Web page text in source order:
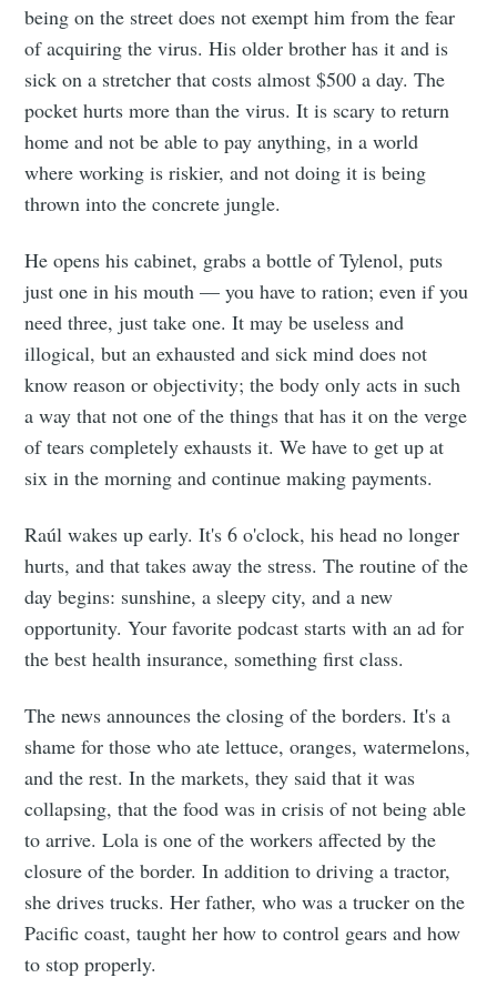
being on the street does not exempt him from the fear
of acquiring the virus. His older brother has it and is
sick on a stretcher that costs almost $500 a day. The
pocket hurts more than the virus. It is scary to return
home and not be able to pay anything, in a world
where working is riskier, and not doing it is being
thrown into the concrete jungle.
He opens his cabinet, grabs a bottle of Tylenol, puts
just one in his mouth — you have to ration; even if you
need three, just take one. It may be useless and
illogical, but an exhausted and sick mind does not
know reason or objectivity; the body only acts in such
a way that not one of the things that has it on the verge
of tears completely exhausts it. We have to get up at
six in the morning and continue making payments.
Raúl wakes up early. It's 6 o'clock, his head no longer
hurts, and that takes away the stress. The routine of the
day begins: sunshine, a sleepy city, and a new
opportunity. Your favorite podcast starts with an ad for
the best health insurance, something first class.
The news announces the closing of the borders. It's a
shame for those who ate lettuce, oranges, watermelons,
and the rest. In the markets, they said that it was
collapsing, that the food was in crisis of not being able
to arrive. Lola is one of the workers affected by the
closure of the border. In addition to driving a tractor,
she drives trucks. Her father, who was a trucker on the
Pacific coast, taught her how to control gears and how
to stop properly.